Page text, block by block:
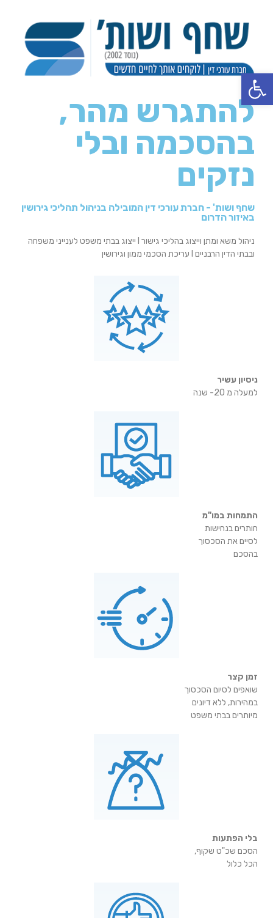
פתח סרגל נגישות
להתגרש מהר,
בהסכמה ובלי
נזקים
שחף ושות' - חברת עורכי דין המובילה בניהול תהליכי גירושין
באיזור הדרום
ניהול משא ומתן וייצוג בהליכי גישור I ייצוג בבתי משפט לענייני משפחה
ובבתי הדין הרבניים I עריכת הסכמי ממון וגירושין
ניסיון עשיר
למעלה מ 20- שנה
התמחות במו"מ
חותרים בנחישות
לסיים את הסכסוך
בהסכם
זמן קצר
שואפים לסיום הסכסוך
במהירות, ללא דיונים
מיותרים בבתי משפט
בלי הפתעות
הסכם שכ"ט שקוף,
הכל כלול